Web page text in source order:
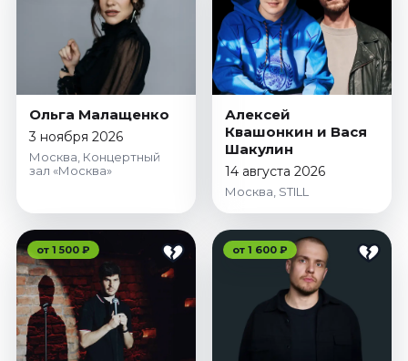
Ольга Малащенко
3 ноября 2026
Москва, Концертный
зал «Москва»
Алексей
Квашонкин и Вася
Шакулин
14 августа 2026
Москва, STILL
от 1 500 ₽ от 1 600 ₽